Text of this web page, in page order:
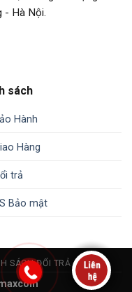
- Hà Nội.
sách
Hành
Hàng
trả
Bảo mật
SÁCH ĐỔI TRẢ